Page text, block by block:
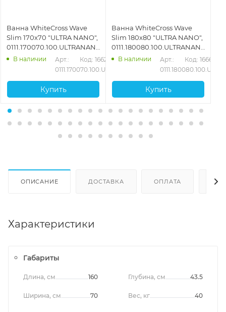
Ванна WhiteCross Wave
Slim 170x70 "ULTRA NANO",
0111.170070.100.ULTRANANO.CR,
белый
В наличии
Арт.:
0111.170070.100.ULTRANANO.CR
Код: 16627
Купить
Ванна WhiteCross Wave
Slim 180x80 "ULTRA NANO",
0111.180080.100.ULTRANANO.CR,
белый
В наличии
Арт.:
Код: 16661
Купить
ОПИСАНИЕ ДОСТАВКА ОПЛАТА
Характеристики
Габариты
Длина, см 160
Ширина, см 70
Глубина, см 43.5
Вес, кг 40